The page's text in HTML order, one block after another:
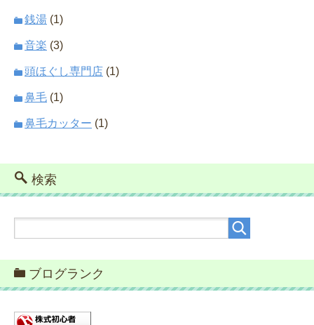
銭湯 (1)
音楽 (3)
頭ほぐし専門店 (1)
鼻毛 (1)
鼻毛カッター (1)
検索
ブログランク